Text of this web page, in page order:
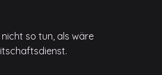
so tun, als wäre